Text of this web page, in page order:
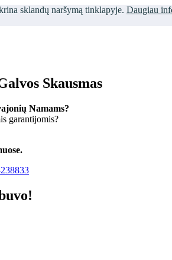
sklandų naršymą tinklapyje. Daugiau
Skausmas
Namams?
garantijomis?